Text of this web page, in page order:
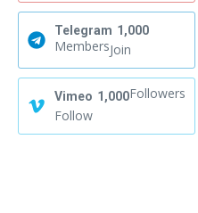
Telegram 1,000
MembersJoin
Vimeo 1,000Followers
Follow